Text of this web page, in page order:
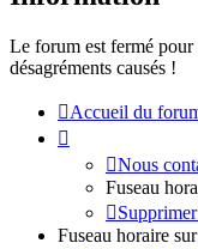
Le forum est fermé
désagréments causés !
Accueil du
Nous
Fuseau
Fuseau horaire sur